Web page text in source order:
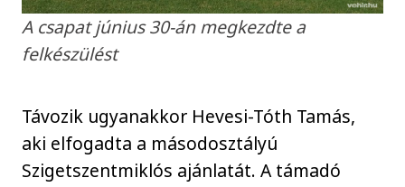
A csapat június 30-án megkezdte a
felkészülést
Távozik ugyanakkor Hevesi-Tóth Tamás,
aki elfogadta a másodosztályú
Szigetszentmiklós ajánlatát. A támadó